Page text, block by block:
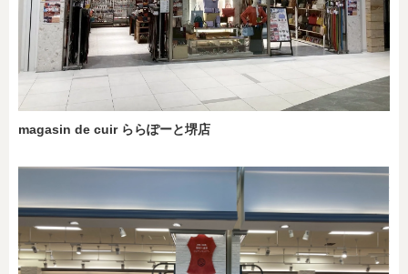
magasin de cuir ららぽーと堺店